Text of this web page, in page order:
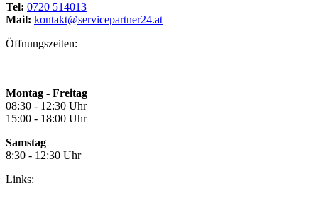
Tel: 0720 514013
Mail: kontakt@servicepartner24.at
Öffnungszeiten:
Montag - Freitag
08:30 - 12:30 Uhr
15:00 - 18:00 Uhr
Samstag
8:30 - 12:30 Uhr
Links: